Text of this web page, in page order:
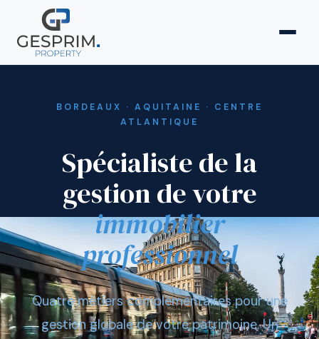
BORDEAUX · AQUITAINE · CENTRE
ATLANTIQUE
Spécialiste de la
gestion de votre
immobilier
professionnel
Quatre métiers complémentaires pour une
gestion globale de votre patrimoine. Un